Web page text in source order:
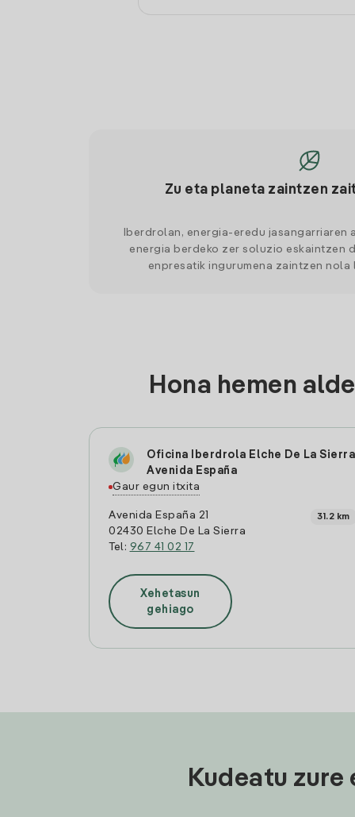
Zu eta planeta zaintzen
Iberdrolan, energia-eredu jasangarriaren
energia berdeko zer soluzio eskaintzen
enpresatik ingurumena zaintzen nola
Hona hemen
Oficina Iberdrola Elche De La Sierra
Avenida España
Gaur egun itxita
Avenida España 21
02430 Elche De La Sierra
Tel: 967 41 02 17
31.2 km
Xehetasun
gehiago
Kudeatu